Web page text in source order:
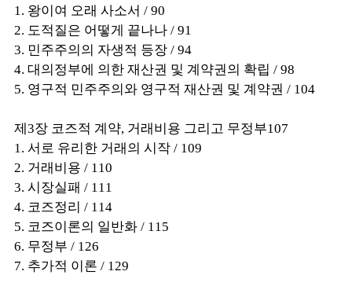
1. 왕이여 오래 사소서 / 90
2. 도적질은 어떻게 끝나나 / 91
3. 민주주의의 자생적 등장 / 94
4. 대의정부에 의한 재산권 및 계약권의 확립 / 98
5. 영구적 민주주의와 영구적 재산권 및 계약권 / 104
제3장 코즈적 계약, 거래비용 그리고 무정부107
1. 서로 유리한 거래의 시작 / 109
2. 거래비용 / 110
3. 시장실패 / 111
4. 코즈정리 / 114
5. 코즈이론의 일반화 / 115
6. 무정부 / 126
7. 추가적 이론 / 129